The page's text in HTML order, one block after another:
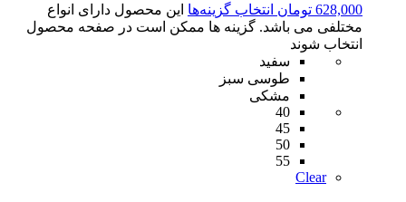
628,000 تومان انتخاب گزینه‌ها این محصول دارای انواع
مختلفی می باشد. گزینه ها ممکن است در صفحه محصول
انتخاب شوند
سفید
طوسی سبز
مشکی
40
45
50
55
Clear